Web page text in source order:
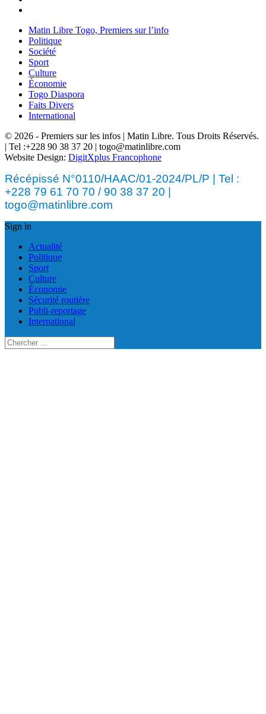
Matin Libre Togo, Premiers sur l’info
Politique
Société
Sport
Culture
Économie
Togo Diaspora
Faits Divers
International
© 2026 - Premiers sur les infos | Matin Libre. Tous Droits Réservés.
| Tel :+228 90 38 37 20 | togo@matinlibre.com
Website Design: DigitXplus Francophone
Récépissé N°0110/HAAC/01-2024/PL/P | Tel :
+228 79 61 70 70 / 90 38 37 20 |
togo@matinlibre.com
Sign in
Actualité
Politique
Sport
Culture
Économie
Sécurité routière
Publi-reportage
International